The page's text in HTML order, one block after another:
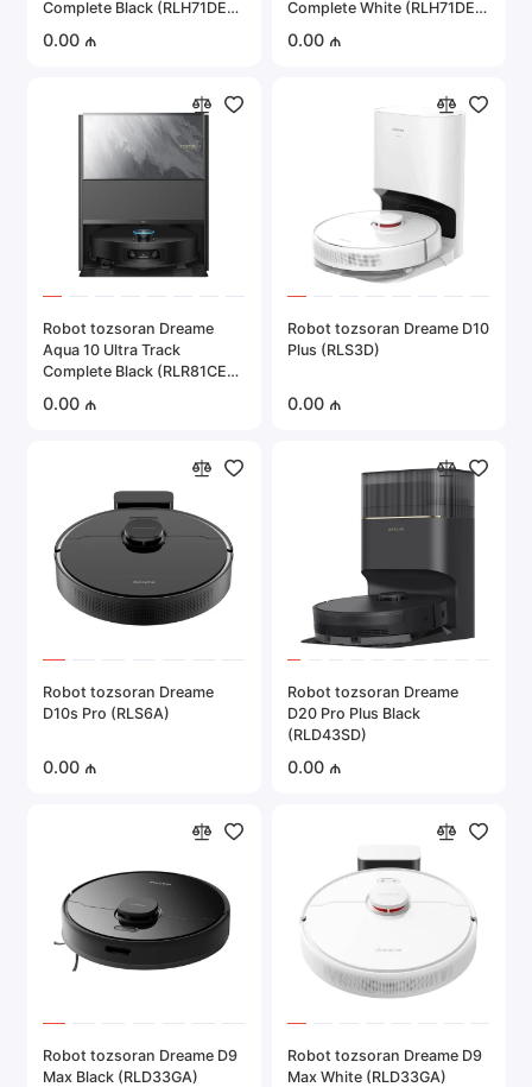
Complete Black (RLH71DE-
0.00 ₼
Complete White (RLH71DE-
0.00 ₼
Robot tozsoran Dreame
Aqua 10 Ultra Track
Complete Black (RLR81CE-
0.00 ₼
Robot tozsoran Dreame D10
Plus (RLS3D)
0.00 ₼
Robot tozsoran Dreame
D10s Pro (RLS6A)
0.00 ₼
Robot tozsoran Dreame
D20 Pro Plus Black
(RLD43SD)
0.00 ₼
Robot tozsoran Dreame D9
Max Black (RLD33GA)
Robot tozsoran Dreame D9
Max White (RLD33GA)